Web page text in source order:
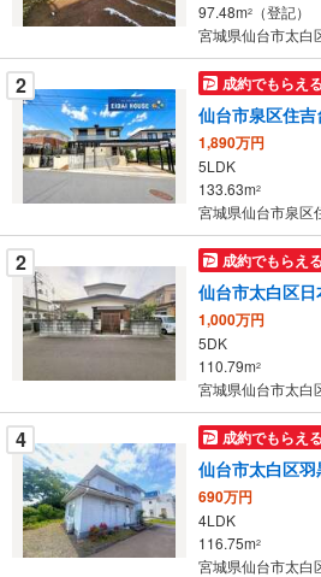
条
件
を
マ
イ
ペ
に
保
存
す
る
97.48m2
（登記）
宮城県仙台市太白
2 成約でもらえる
仙台市泉区住吉
1,890万円
5LDK
133.63m2
宮城県仙台市泉区
2 成約でもらえる
仙台市太白区日
1,000万円
5DK
110.79m2
宮城県仙台市太白
4 成約でもらえる
仙台市太白区羽
690万円
4LDK
116.75m2
宮城県仙台市太白